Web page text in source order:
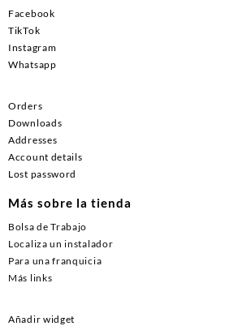
Facebook
TikTok
Instagram
Whatsapp
Orders
Downloads
Addresses
Account details
Lost password
Más sobre la tienda
Bolsa de Trabajo
Localiza un instalador
Para una franquicia
Más links
Añadir widget